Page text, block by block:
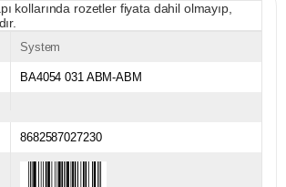
kollarında rozetler fiyata dahil olmayıp,
System
BA4054 031 ABM-ABM
8682587027230